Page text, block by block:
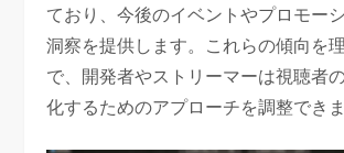
ており、今後のイベントやプロモー
洞察を提供します。これらの傾向を
で、開発者やストリーマーは視聴者
化するためのアプローチを調整できま